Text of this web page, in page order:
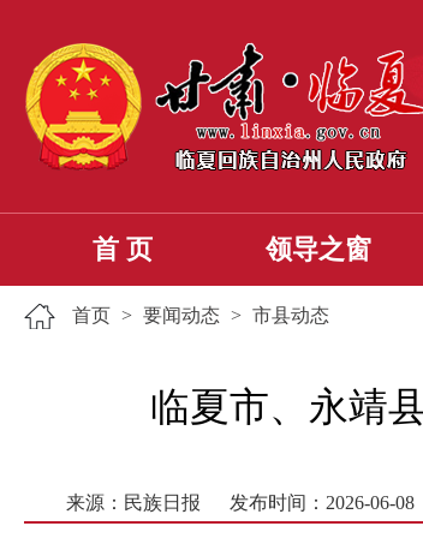
首 页 领导之窗
首页 > 要闻动态 > 市县动态
临夏市、永靖
来源：民族日报 发布时间：2026-06-08